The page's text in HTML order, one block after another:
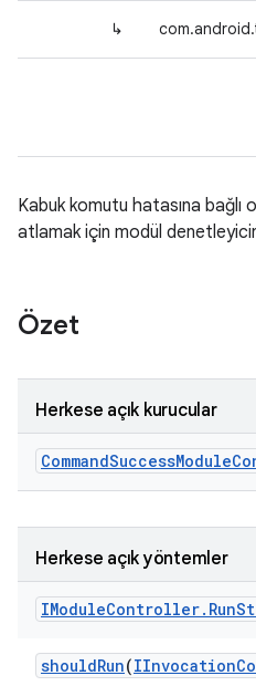
↳
Kabuk komutu hatasına bağlı
atlamak için modül
Özet
Herkese açık kurucular
CommandSuccessModule
Herkese açık yöntemler
IModuleController. Run
shouldRun(IInvocation